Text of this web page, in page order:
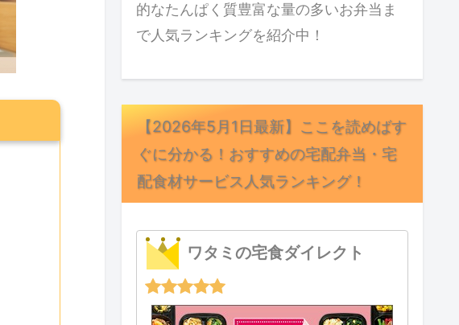
的なたんぱく質豊富な量の多いお弁当ま
で人気ランキングを紹介中！
【2026年5月1日最新】ここを読めばす
ぐに分かる！おすすめの宅配弁当・宅
配食材サービス人気ランキング！
ワタミの宅食ダイレクト